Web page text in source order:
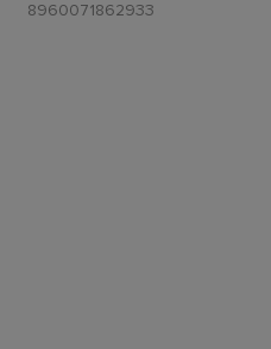
8960071862933